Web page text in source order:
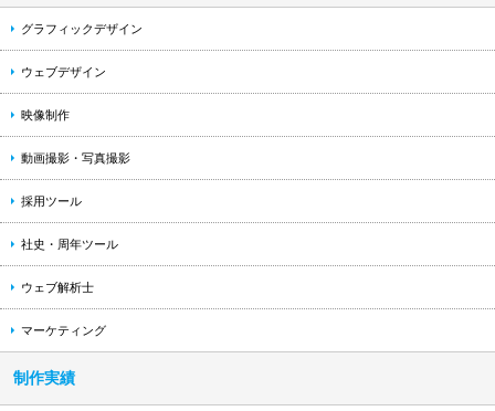
グラフィックデザイン
ウェブデザイン
映像制作
動画撮影・写真撮影
採用ツール
社史・周年ツール
ウェブ解析士
マーケティング
制作実績